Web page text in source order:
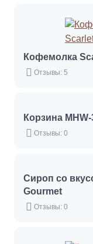
Кофемолка
Отзывы: 5
Корзина
Отзывы: 0
Сироп со
Gourmet
Отзывы: 0